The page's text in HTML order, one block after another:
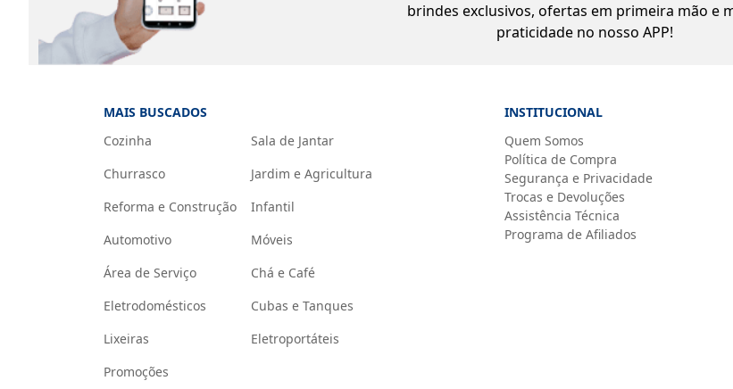
brindes exclusivos, ofertas em primeira mão e
praticidade no nosso APP!
MAIS BUSCADOS
Cozinha
Sala de Jantar
Churrasco
Jardim e Agricultura
Reforma e Construção
Infantil
Automotivo
Móveis
Área de Serviço
Chá e Café
Eletrodomésticos
Cubas e Tanques
Lixeiras
Eletroportáteis
Promoções
INSTITUCIONAL
Quem Somos
Política de Compra
Segurança e Privacidade
Trocas e Devoluções
Assistência Técnica
Programa de Afiliados